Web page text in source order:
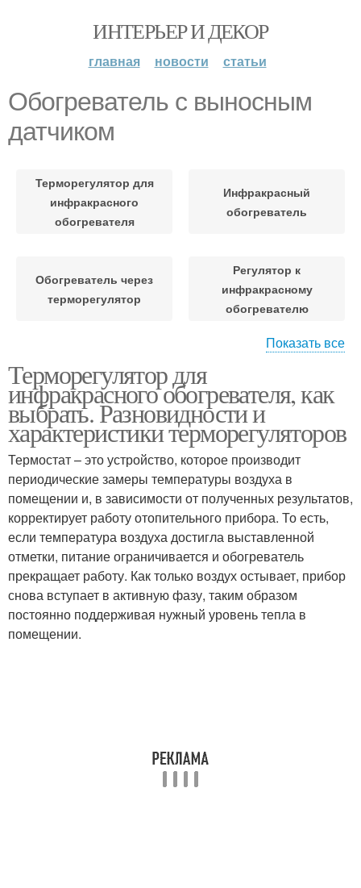
ИНТЕРЬЕР И ДЕКОР
главная новости статьи
Обогреватель с выносным
датчиком
Терморегулятор для
инфракрасного
обогревателя
Инфракрасный
обогреватель
Обогреватель через
терморегулятор
Регулятор к
инфракрасному
обогревателю
инфракрасного
обогревателя
Терморегулятор для
обогревателя
Показать все
Терморегулятор для
инфракрасного обогревателя, как
выбрать. Разновидности и
характеристики терморегуляторов
Термостат – это устройство, которое производит
периодические замеры температуры воздуха в
помещении и, в зависимости от полученных результатов,
корректирует работу отопительного прибора. То есть,
если температура воздуха достигла выставленной
отметки, питание ограничивается и обогреватель
прекращает работу. Как только воздух остывает, прибор
снова вступает в активную фазу, таким образом
постоянно поддерживая нужный уровень тепла в
помещении.